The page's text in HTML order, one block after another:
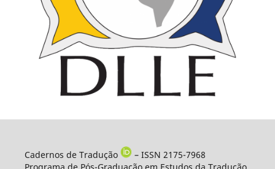
Cadernos de Tradução
– ISSN 2175-7968